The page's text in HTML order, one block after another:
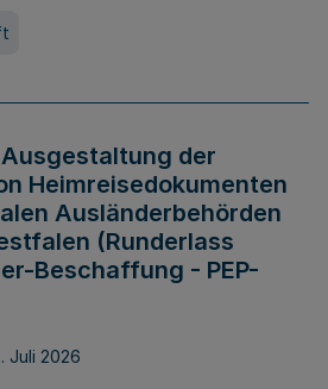
der
Heimreisedokumenten
Ausländerbehörden
(Runderlass
Beschaffung - PEP-
Juli 2026